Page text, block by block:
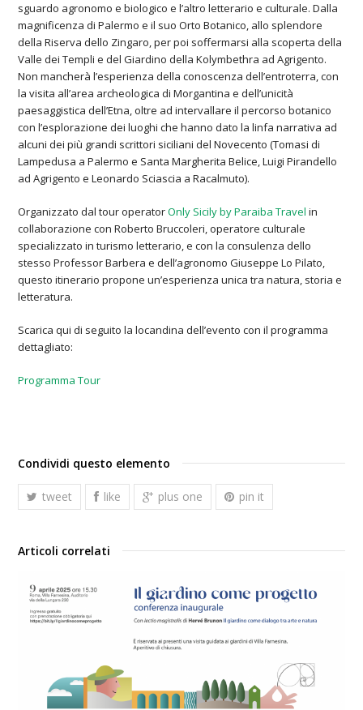
sguardo agronomo e biologico e l’altro letterario e culturale. Dalla
magnificenza di Palermo e il suo Orto Botanico, allo splendore
della Riserva dello Zingaro, per poi soffermarsi alla scoperta della
Valle dei Templi e del Giardino della Kolymbethra ad Agrigento.
Non mancherà l’esperienza della conoscenza dell’entroterra, con
la visita all’area archeologica di Morgantina e dell’unicità
paesaggistica dell’Etna, oltre ad intervallare il percorso botanico
con l’esplorazione dei luoghi che hanno dato la linfa narrativa ad
alcuni dei più grandi scrittori siciliani del Novecento (Tomasi di
Lampedusa a Palermo e Santa Margherita Belice, Luigi Pirandello
ad Agrigento e Leonardo Sciascia a Racalmuto).
Organizzato dal tour operatorOnly Sicily by Paraiba Travel in
collaborazione conRoberto Bruccoleri, operatore culturale
specializzato in turismo letterario, e con la consulenza dello
stesso Professor Barbera e dell’agronomoGiuseppe Lo Pilato,
questo itinerario propone un’esperienza unica tra natura, storia e
letteratura.
Scarica qui di seguito la locandina dell’evento con il programma
dettagliato:
Programma Tour
Condividi questo elemento
tweet like plus one pin it
Articoli correlati